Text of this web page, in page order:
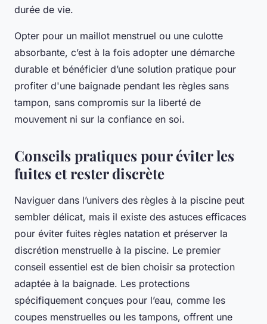
durée de vie.
Opter pour un maillot menstruel ou une culotte
absorbante, c’est à la fois adopter une démarche
durable et bénéficier d’une solution pratique pour
profiter d'une baignade pendant les règles sans
tampon, sans compromis sur la liberté de
mouvement ni sur la confiance en soi.
Conseils pratiques pour éviter les
fuites et rester discrète
Naviguer dans l’univers des règles à la piscine peut
sembler délicat, mais il existe des astuces efficaces
pour éviter fuites règles natation et préserver la
discrétion menstruelle à la piscine. Le premier
conseil essentiel est de bien choisir sa protection
adaptée à la baignade. Les protections
spécifiquement conçues pour l’eau, comme les
coupes menstruelles ou les tampons, offrent une